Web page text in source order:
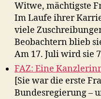
Witwe, mächtigste
Im Laufe ihrer
viele
Beobachtern blieb
Am 17. Juli wird sie
FAZ: Eine
[Sie war die erste
Bundesregierung –